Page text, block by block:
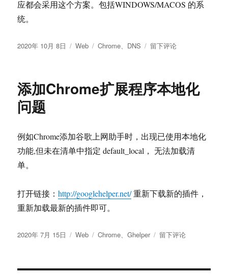
应都会采用这个方案。包括WINDOWS/MACOS 的系
统。
发
2020年 10月 8日
分
Web
标
Chrome、 DNS
于
览
器
全
DNS，
以
网
性
全
留下评论
添加Chrome扩展程序本地化
问题
例如Chrome添加谷歌上网助手时，出现已使用本地化
功能,但未在清单中指定 default_local， 无法加载清
单。
打开链接：http://googlehelper.net/重新下载新的插件，
重新加载最新的插件即可。
发
2020年 7月 15日
分
Web
标
Chrome、Ghelper
于
Chrome
留下评论